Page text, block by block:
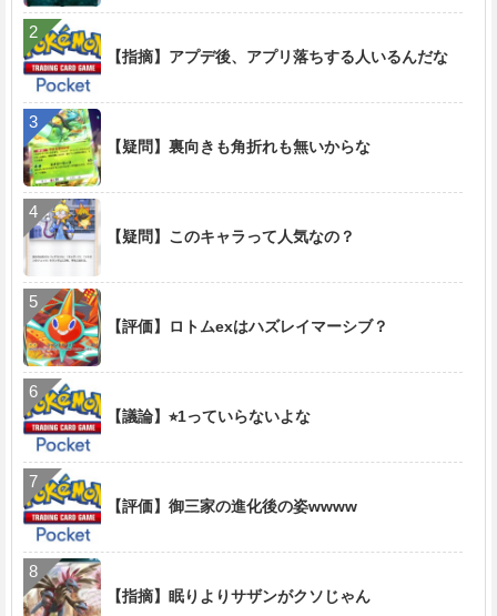
【指摘】アプデ後、アプリ落ちする人いるんだな
【疑問】裏向きも角折れも無いからな
【疑問】このキャラって人気なの？
【評価】ロトムexはハズレイマーシブ？
【議論】⭐︎1っていらないよな
【評価】御三家の進化後の姿wwww
【指摘】眠りよりサザンがクソじゃん